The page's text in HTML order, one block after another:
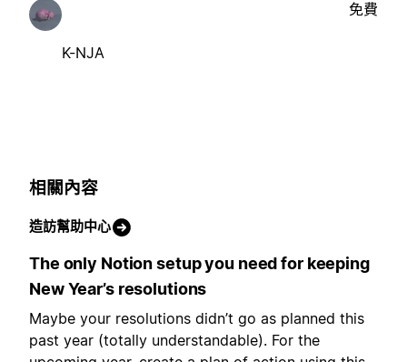
K-NJA
免費
相關內容
造訪幫助中心
The only Notion setup you need for keeping
New Year’s resolutions
Maybe your resolutions didn’t go as planned this
past year (totally understandable). For the